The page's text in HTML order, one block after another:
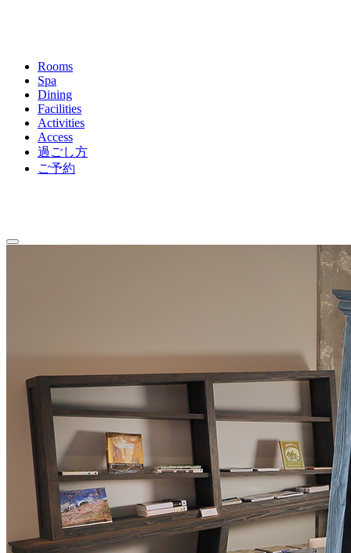
Rooms
Spa
Dining
Facilities
Activities
Access
過ごし方
ご予約